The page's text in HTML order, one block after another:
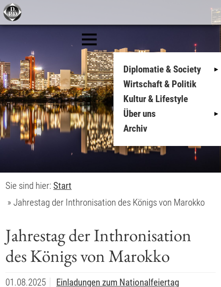
Diplomatie & Society
Wirtschaft & Politik
Kultur & Lifestyle
Über uns
Archiv
Sie sind hier:Start
»Jahrestag der Inthronisation des Königs von Marokko
Jahrestag der Inthronisation
des Königs von Marokko
01.08.2025
Einladungen zum Nationalfeiertag